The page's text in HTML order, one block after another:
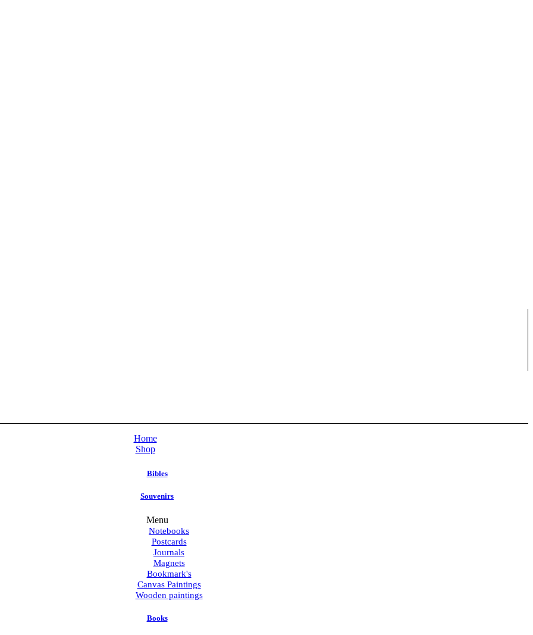
Home
Shop
Bibles
Souvenirs
Menu
Notebooks
Postcards
Journals
Magnets
Bookmark's
Canvas Paintings
Wooden paintings
Books